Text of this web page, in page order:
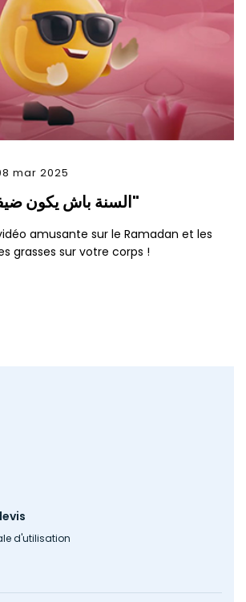
mar 2025
"السنة باش يكون ضيفنا "سي الزيت"
amusante sur le Ramadan et les
grasses sur votre corps !
d'utilisation